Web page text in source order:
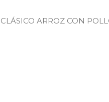
CLÁSICO ARROZ CON